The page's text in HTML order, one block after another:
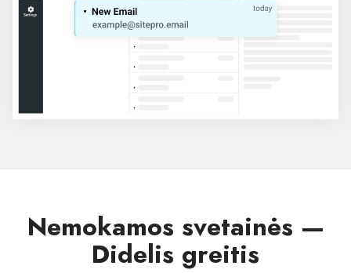
Nemokamos svetainės —
Didelis greitis